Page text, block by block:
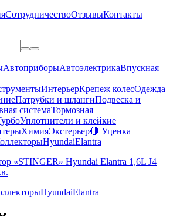
СотрудничествоОтзывыКонтакты
АвтоприборыАвтоэлектрикаВпускная
ИнтерьерКрепеж колесОдежда
Патрубки и шлангиПодвеска и
системаТормозная
Уплотнители и клейкие
ХимияЭкстерьер🔴 Уценка
HyundaiElantra
HyundaiElantra